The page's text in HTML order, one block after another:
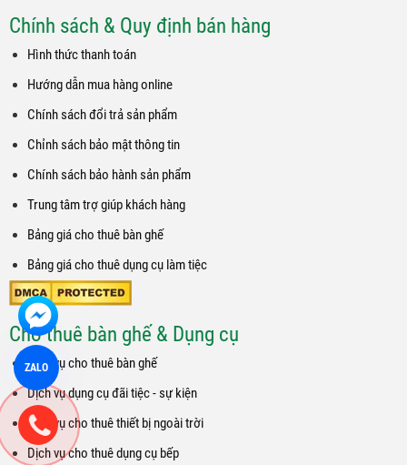
Chính sách & Quy định bán hàng
Hình thức thanh toán
Hướng dẫn mua hàng online
Chính sách đổi trả sản phẩm
Chỉnh sách bảo mật thông tin
Chính sách bảo hành sản phẩm
Trung tâm trợ giúp khách hàng
Bảng giá cho thuê bàn ghế
Bảng giá cho thuê dụng cụ làm tiệc
Cho thuê bàn ghế & Dụng cụ
Dịch vụ cho thuê bàn ghế
Dịch vụ dụng cụ đãi tiệc - sự kiện
Dịch vụ cho thuê thiết bị ngoài trời
Dịch vụ cho thuê dụng cụ bếp
ZALO